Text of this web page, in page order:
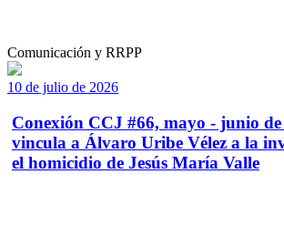
Comunicación y RRPP
10 de julio de 2026
Conexión CCJ #66, mayo - junio de
vincula a Álvaro Uribe Vélez a la
el homicidio de Jesús María Valle